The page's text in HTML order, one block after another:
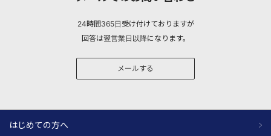
24時間365日受け付けておりますが
回答は翌営業日以降になります。
メールする
はじめての方へ